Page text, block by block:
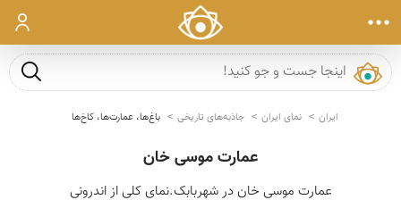
ورود
جست و
ایران نمای ایران جاذبه‌های تاریخی باغ‌ها، عمارت‌ها، کاخ‌ها
عمارت موسی خان
عمارت موسی خان در شهربابک.نمای کلی از اندرونی